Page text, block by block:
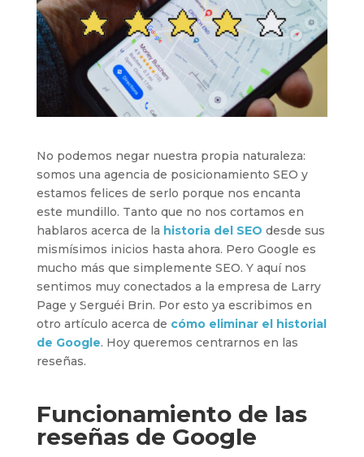
No podemos negar nuestra propia naturaleza:
somos una agencia de posicionamiento SEO y
estamos felices de serlo porque nos encanta
este mundillo. Tanto que no nos cortamos en
hablaros acerca de la historia del SEO desde sus
mismísimos inicios hasta ahora. Pero Google es
mucho más que simplemente SEO. Y aquí nos
sentimos muy conectados a la empresa de Larry
Page y Serguéi Brin. Por esto ya escribimos en
otro artículo acerca de cómo eliminar el historial
de Google. Hoy queremos centrarnos en las
reseñas.
Funcionamiento de las
reseñas de Google